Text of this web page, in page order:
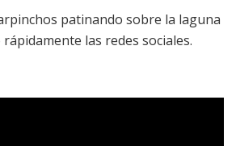
patinando sobre la laguna
las redes sociales.